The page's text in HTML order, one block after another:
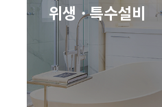
위생 · 특수설비